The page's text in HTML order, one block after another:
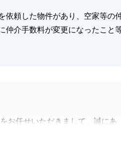
依頼した物件があり、空家等の
仲介手数料が変更になったこと
お任せいただきまして、誠にあ